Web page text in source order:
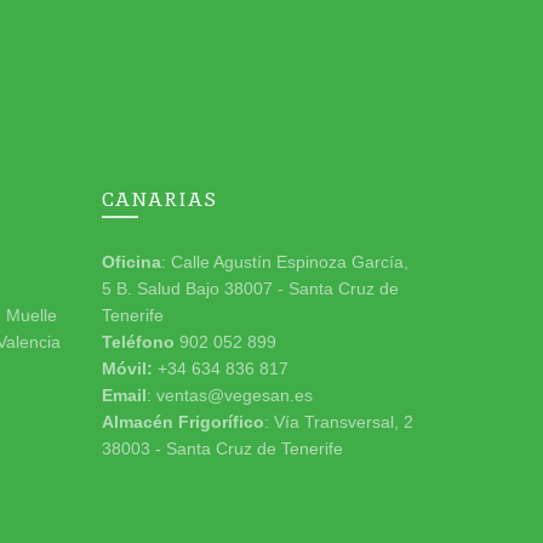
Muelle
CANARIAS
Oficina: Calle Agustín Espinoza García,
5 B. Salud Bajo 38007 - Santa Cruz de
Tenerife
Teléfono 902 052 899
Móvil: +34 634 836 817
Email: ventas@vegesan.es
Almacén Frigorífico: Vía Transversal, 2
38003 - Santa Cruz de Tenerife